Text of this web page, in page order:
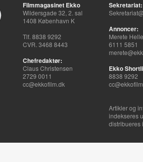
Filmmagasinet Ekko
Wildersgade 32, 2. sal
1408 København K
Tlf. 8838 9292
CVR. 3468 8443
Chefredaktør:
Claus Christensen
2729 0011
cc@ekkofilm.dk
Sekretariat:
Annoncer:
Merete
6111 5851
Ekko
8838 9292
Artikler og
indekseres
distribueres